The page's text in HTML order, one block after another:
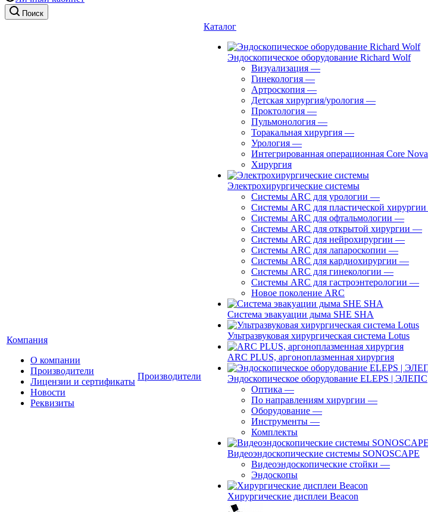
Поиск
Компания
О компании
Производители
Лицензии и сертификаты
Новости
Реквизиты
Производители
Каталог
Эндоскопическое оборудование Richard Wolf
Визуализация —
Гинекология —
Артроскопия —
Детская хирургия/урология —
Проктология —
Пульмонология —
Торакальная хирургия —
Урология —
Интегрированная операционная Core Nova
Хирургия
Электрохирургические системы
Системы ARC для урологии —
Системы ARC для пластической хирургии
Системы ARC для офтальмологии —
Системы ARC для открытой хирургии —
Системы ARC для нейрохирургии —
Системы ARC для лапароскопии —
Системы ARC для кардиохирургии —
Системы ARC для гинекологии —
Системы ARC для гастроэнтерологии —
Новое поколение ARC
Система эвакуации дыма SHE SHA
Ультразвуковая хирургическая система Lotus
ARC PLUS, аргоноплазменная хирургия
Эндоскопическое оборудование ELEPS | ЭЛЕПС
Оптика —
По направлениям хирургии —
Оборудование —
Инструменты —
Комплекты
Видеоэндоскопические системы SONOSCAPE
Видеоэндоскопические стойки —
Эндоскопы
Хирургические дисплеи Beacon